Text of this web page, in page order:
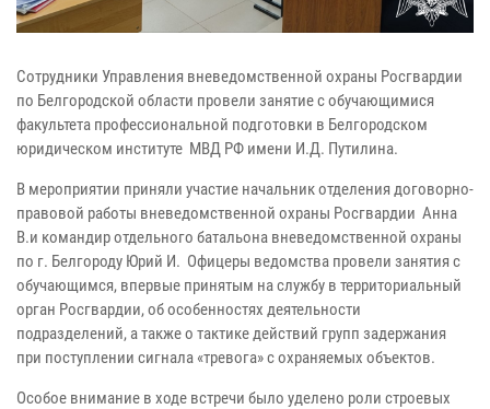
Сотрудники Управления вневедомственной охраны Росгвардии
по Белгородской области провели занятие с обучающимися
факультета профессиональной подготовки в Белгородском
юридическом институте МВД РФ имени И.Д. Путилина.
В мероприятии приняли участие начальник отделения договорно-
правовой работы вневедомственной охраны Росгвардии Анна
В.и командир отдельного батальона вневедомственной охраны
по г. Белгороду Юрий И. Офицеры ведомства провели занятия с
обучающимся, впервые принятым на службу в территориальный
орган Росгвардии, об особенностях деятельности
подразделений, а также о тактике действий групп задержания
при поступлении сигнала «тревога» с охраняемых объектов.
Особое внимание в ходе встречи было уделено роли строевых